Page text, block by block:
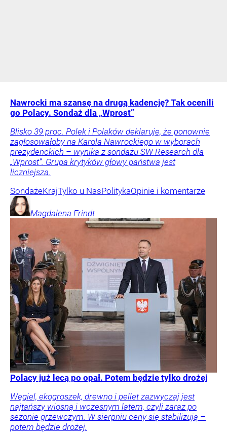
Nawrocki ma szansę na drugą kadencję? Tak ocenili
go Polacy. Sondaż dla „Wprost”
Blisko 39 proc. Polek i Polaków deklaruje, że ponownie
zagłosowałoby na Karola Nawrockiego w wyborach
prezydenckich – wynika z sondażu SW Research dla
„Wprost”. Grupa krytyków głowy państwa jest
liczniejsza.
SondażeKrajTylko u NasPolitykaOpinie i komentarze
Magdalena Frindt
Polacy już lecą po opał. Potem będzie tylko drożej
Węgiel, ekogroszek, drewno i pellet zazwyczaj jest
najtańszy wiosną i wczesnym latem, czyli zaraz po
sezonie grzewczym. W sierpniu ceny się stabilizują –
potem będzie drożej.